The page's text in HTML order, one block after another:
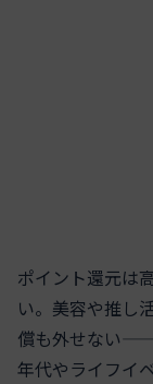
ポイント還元は
い。美容や推し
償も外せない——
年代やライフイ